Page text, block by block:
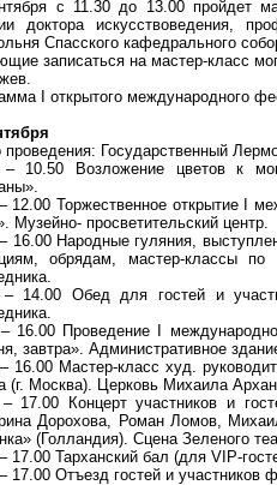
с 11.30 до 13.00 пройдет
доктора искусствоведения,
Спасского кафедрального
записаться на мастер-класс
I открытого международного
проведения: Государственный
– 10.50 Возложение цветов к
12.00 Торжественное открытие I
Музейно- просветительский центр.
16.00 Народные гуляния,
обрядам, мастер-классы
– 14.00 Обед для гостей и
16.00 Проведение I
завтра». Административное
16.00 Мастер-класс худ.
(г. Москва). Церковь Михаила
17.00 Концерт участников и
Дорохова, Роман Ломов,
(Голландия). Сцена Зеленого
17.00 Тарханский бал (для VIP-
17.00 Отъезд гостей и